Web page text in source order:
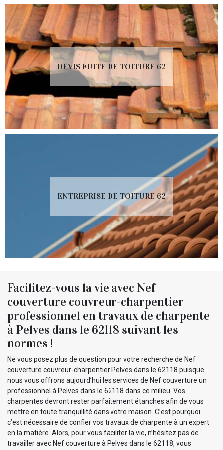
DEVIS FUITE DE TOITURE 62
ENTREPRISE DE TOITURE 62
Facilitez-vous la vie avec Nef
couverture couvreur-charpentier
professionnel en travaux de charpente
à Pelves dans le 62118 suivant les
normes !
Ne vous posez plus de question pour votre recherche de Nef
couverture couvreur-charpentier Pelves dans le 62118 puisque
nous vous offrons aujourd’hui les services de Nef couverture un
professionnel à Pelves dans le 62118 dans ce milieu. Vos
charpentes devront rester parfaitement étanches afin de vous
mettre en toute tranquillité dans votre maison. C’est pourquoi
c’est nécessaire de confier vos travaux de charpente à un expert
en la matière. Alors, pour vous faciliter la vie, n’hésitez pas de
travailler avec Nef couverture à Pelves dans le 62118, vous